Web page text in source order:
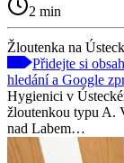
2 min
Žloutenka na
Přidejte si
hledání a Google
Hygienici v
žloutenkou typu A.
nad Labem…